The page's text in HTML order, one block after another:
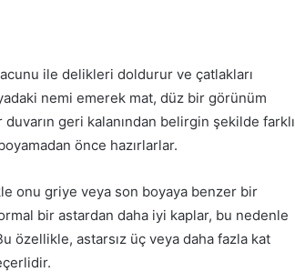
ile delikleri doldurur ve çatlakları
nemi emerek mat, düz bir görünüm
duvarın geri kalanından belirgin şekilde farklı
önce hazırlarlar.
onu griye veya son boyaya benzer bir
bir astardan daha iyi kaplar, bu nedenle
özellikle, astarsız üç veya daha fazla kat